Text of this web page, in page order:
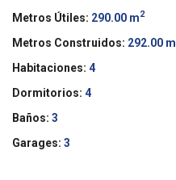
Metros Útiles: 290.00 m2
Metros Construidos: 292.00 m
Habitaciones: 4
Dormitorios: 4
Baños: 3
Garages: 3